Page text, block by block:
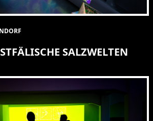
SALZWELTEN